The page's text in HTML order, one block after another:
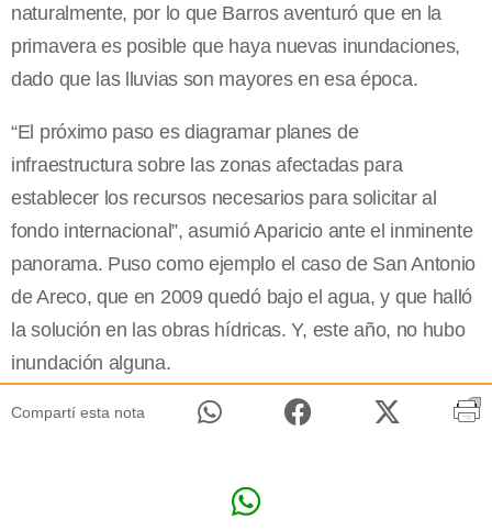
naturalmente, por lo que Barros aventuró que en la
primavera es posible que haya nuevas inundaciones,
dado que las lluvias son mayores en esa época.
“El próximo paso es diagramar planes de
infraestructura sobre las zonas afectadas para
establecer los recursos necesarios para solicitar al
fondo internacional”, asumió Aparicio ante el inminente
panorama. Puso como ejemplo el caso de San Antonio
de Areco, que en 2009 quedó bajo el agua, y que halló
la solución en las obras hídricas. Y, este año, no hubo
inundación alguna.
Compartí esta nota